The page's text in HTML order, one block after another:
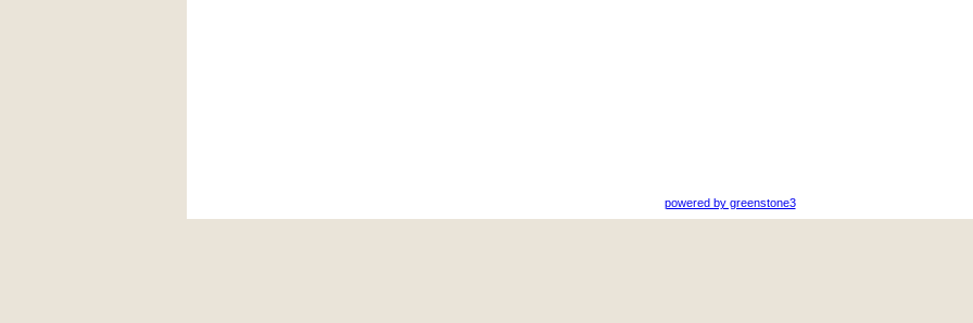
powered by greenstone3